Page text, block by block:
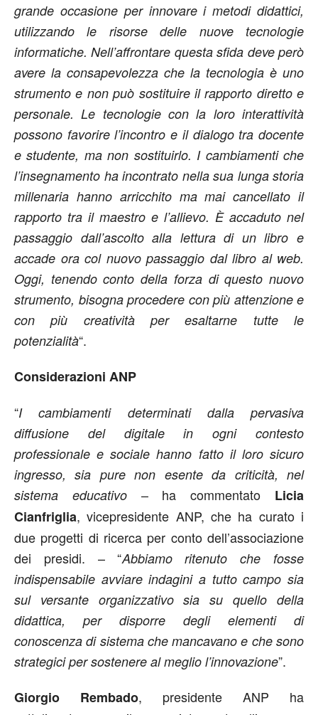
grande occasione per innovare i metodi didattici,
utilizzando le risorse delle nuove tecnologie
informatiche. Nell’affrontare questa sfida deve però
avere la consapevolezza che la tecnologia è uno
strumento e non può sostituire il rapporto diretto e
personale. Le tecnologie con la loro interattività
possono favorire l’incontro e il dialogo tra docente
e studente, ma non sostituirlo. I cambiamenti che
l’insegnamento ha incontrato nella sua lunga storia
millenaria hanno arricchito ma mai cancellato il
rapporto tra il maestro e l’allievo. È accaduto nel
passaggio dall’ascolto alla lettura di un libro e
accade ora col nuovo passaggio dal libro al web.
Oggi, tenendo conto della forza di questo nuovo
strumento, bisogna procedere con più attenzione e
con più creatività per esaltarne tutte le
potenzialità“.
Considerazioni ANP
“I cambiamenti determinati dalla pervasiva
diffusione del digitale in ogni contesto
professionale e sociale hanno fatto il loro sicuro
ingresso, sia pure non esente da criticità, nel
sistema educativo– ha commentato Licia
Cianfriglia, vicepresidente ANP, che ha curato i
due progetti di ricerca per conto dell’associazione
dei presidi. – “Abbiamo ritenuto che fosse
indispensabile avviare indagini a tutto campo sia
sul versante organizzativo sia su quello della
didattica, per disporre degli elementi di
conoscenza di sistema che mancavano e che sono
strategici per sostenere al meglio l’innovazione”.
Giorgio Rembado, presidente ANP ha